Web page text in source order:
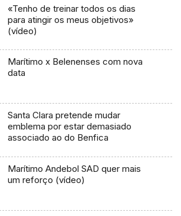
«Tenho de treinar todos os dias
para atingir os meus objetivos»
(vídeo)
Marítimo x Belenenses com nova
data
Santa Clara pretende mudar
emblema por estar demasiado
associado ao do Benfica
Marítimo Andebol SAD quer mais
um reforço (vídeo)